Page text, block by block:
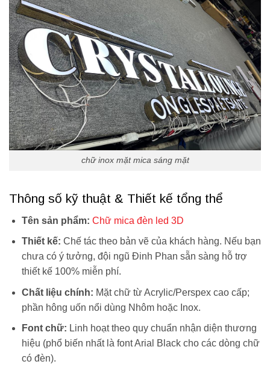
chữ inox mặt mica sáng mặt
Thông số kỹ thuật & Thiết kế tổng thể
Tên sản phẩm: Chữ mica đèn led 3D
Thiết kế: Chế tác theo bản vẽ của khách hàng. Nếu bạn
chưa có ý tưởng, đội ngũ Đinh Phan sẵn sàng hỗ trợ
thiết kế 100% miễn phí.
Chất liệu chính: Mặt chữ từ Acrylic/Perspex cao cấp;
phần hông uốn nổi dùng Nhôm hoặc Inox.
Font chữ: Linh hoạt theo quy chuẩn nhận diện thương
hiệu (phổ biến nhất là font Arial Black cho các dòng chữ
có đèn).